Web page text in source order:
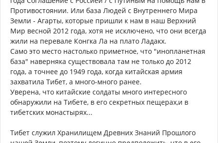
Противостоянии. Или база Людей с Внутреннего Мира
Земли - Агарты, которые пришли к нам в наш Верхний
Мир весной 2012 года, хотя не исключено, что они всегда
жили на перевале Конгка Ла на плато Ладакх.
Само это место настолько приметное, что "инопланетная
база" наверняка существовала там не только до 2012
года, а точнее до 1949 года, когда китайская армия
захватила Тибет, а много-много ранее.
Уверена, что китайские солдаты много интересного
обнаружили на Тибете, в его секретных пещерах,и в
тибетских монастырях...
Тибет служил Хранилищем Древних Знаний Прошлого